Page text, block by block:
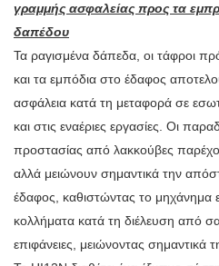
γραμμής ασφαλείας προς τα
δαπέδου
Τα ραγισμένα δάπεδα, οι τάφροι
και τα εμπόδια στο έδαφος
ασφάλεια κατά τη μεταφορά σε
και στις εναέριες εργασίες. Οι
προστασίας από λακκούβες
αλλά μειώνουν σημαντικά την
έδαφος, καθιστώντας το μηχάνημα
κολλήματα κατά τη διέλευση από
επιφάνειες, μειώνοντας σημαντικά